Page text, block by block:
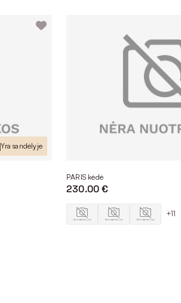
Yra sandėlyje
PARIS kėdė
230.00 €
+11